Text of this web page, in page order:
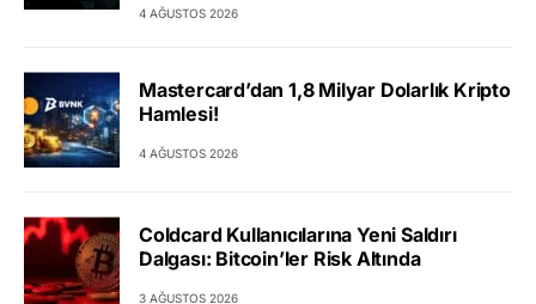
4 AĞUSTOS 2026
Mastercard’dan 1,8 Milyar Dolarlık Kripto
Hamlesi!
4 AĞUSTOS 2026
Coldcard Kullanıcılarına Yeni Saldırı
Dalgası: Bitcoin’ler Risk Altında
3 AĞUSTOS 2026